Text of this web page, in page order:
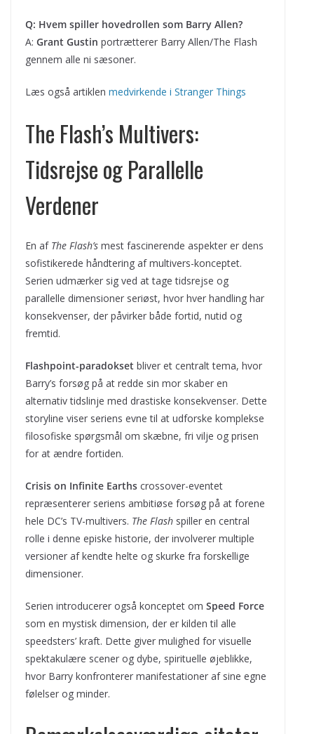
Q: Hvem spiller hovedrollen som Barry Allen?
A: Grant Gustin portrætterer Barry Allen/The Flash
gennem alle ni sæsoner.
Læs også artiklen medvirkende i Stranger Things
The Flash’s Multivers:
Tidsrejse og Parallelle
Verdener
En af The Flash’s mest fascinerende aspekter er dens
sofistikerede håndtering af multivers-konceptet.
Serien udmærker sig ved at tage tidsrejse og
parallelle dimensioner seriøst, hvor hver handling har
konsekvenser, der påvirker både fortid, nutid og
fremtid.
Flashpoint-paradokset bliver et centralt tema, hvor
Barry’s forsøg på at redde sin mor skaber en
alternativ tidslinje med drastiske konsekvenser. Dette
storyline viser seriens evne til at udforske komplekse
filosofiske spørgsmål om skæbne, fri vilje og prisen
for at ændre fortiden.
Crisis on Infinite Earths crossover-eventet
repræsenterer seriens ambitiøse forsøg på at forene
hele DC’s TV-multivers. The Flash spiller en central
rolle i denne episke historie, der involverer multiple
versioner af kendte helte og skurke fra forskellige
dimensioner.
Serien introducerer også konceptet om Speed Force
som en mystisk dimension, der er kilden til alle
speedsters’ kraft. Dette giver mulighed for visuelle
spektakulære scener og dybe, spirituelle øjeblikke,
hvor Barry konfronterer manifestationer af sine egne
følelser og minder.